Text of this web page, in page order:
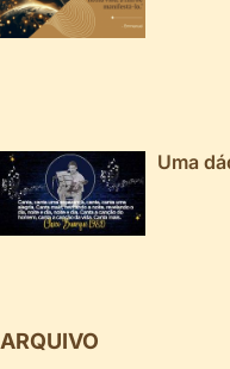
Uma
ARQUIVO